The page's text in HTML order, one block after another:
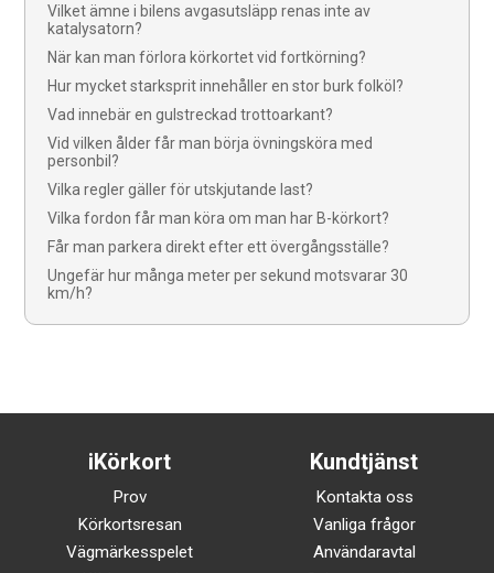
Vilket ämne i bilens avgasutsläpp renas inte av
katalysatorn?
När kan man förlora körkortet vid fortkörning?
Hur mycket starksprit innehåller en stor burk folköl?
Vad innebär en gulstreckad trottoarkant?
Vid vilken ålder får man börja övningsköra med
personbil?
Vilka regler gäller för utskjutande last?
Vilka fordon får man köra om man har B-körkort?
Får man parkera direkt efter ett övergångsställe?
Ungefär hur många meter per sekund motsvarar 30
km/h?
iKörkort
Prov
Körkortsresan
Vägmärkesspelet
Kundtjänst
Kontakta oss
Vanliga frågor
Användaravtal